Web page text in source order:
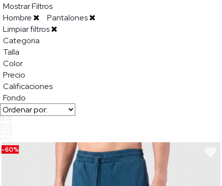
Mostrar Filtros
Hombre
Pantalones
Limpiar filtros
Categoria
Talla
Color
Precio
Calificaciones
Fondo
-60%